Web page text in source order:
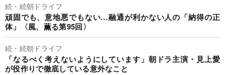
続・続朝ドライフ
頑固でも、意地悪でもない…融通が利かない人の「納得の正
体」〈風、薫る第95回〉
続・続朝ドライフ
「なるべく考えないようにしています」朝ドラ主演・見上愛
が役作りで徹底している意外なこと